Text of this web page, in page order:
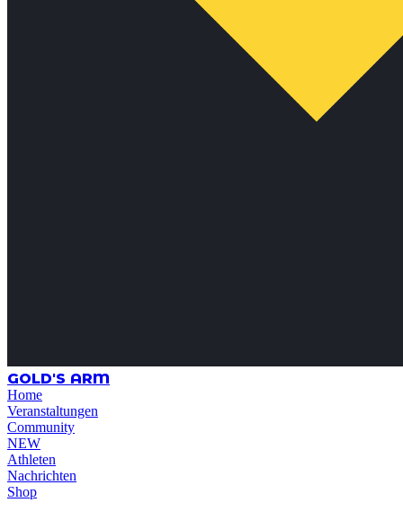
GOLD'S ARM
Home
Veranstaltungen
Community
NEW
Athleten
Nachrichten
Shop